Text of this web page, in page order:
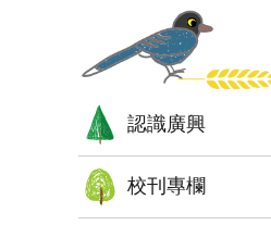
認識廣興
校刊專欄